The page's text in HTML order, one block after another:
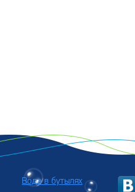
Вода в бутылях